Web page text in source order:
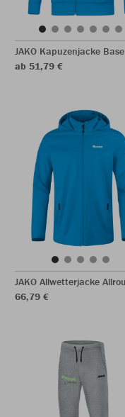
JAKO Kapuzenjacke Base
ab 51,79 €
JAKO Allwetterjacke
66,79 €